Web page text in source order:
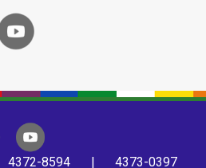
4372-8594 | 4373-0397